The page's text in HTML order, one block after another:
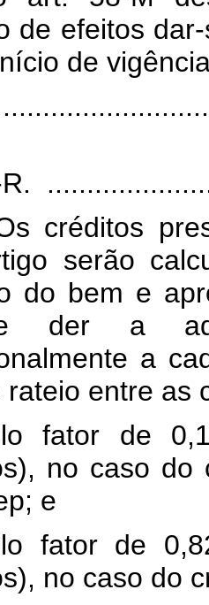
de efeitos
de
R.
créditos
serão
do bem e
der a
a
rateio entre as
fator de
no caso do
e
fator de
no caso do